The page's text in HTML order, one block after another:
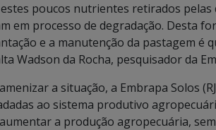
poucos nutrientes retirados
em processo de degradação. Desta
e a manutenção da pastagem é
Wadson da Rocha, pesquisador da
a situação, a Embrapa Solos
ao sistema produtivo
a produção agropecuária,